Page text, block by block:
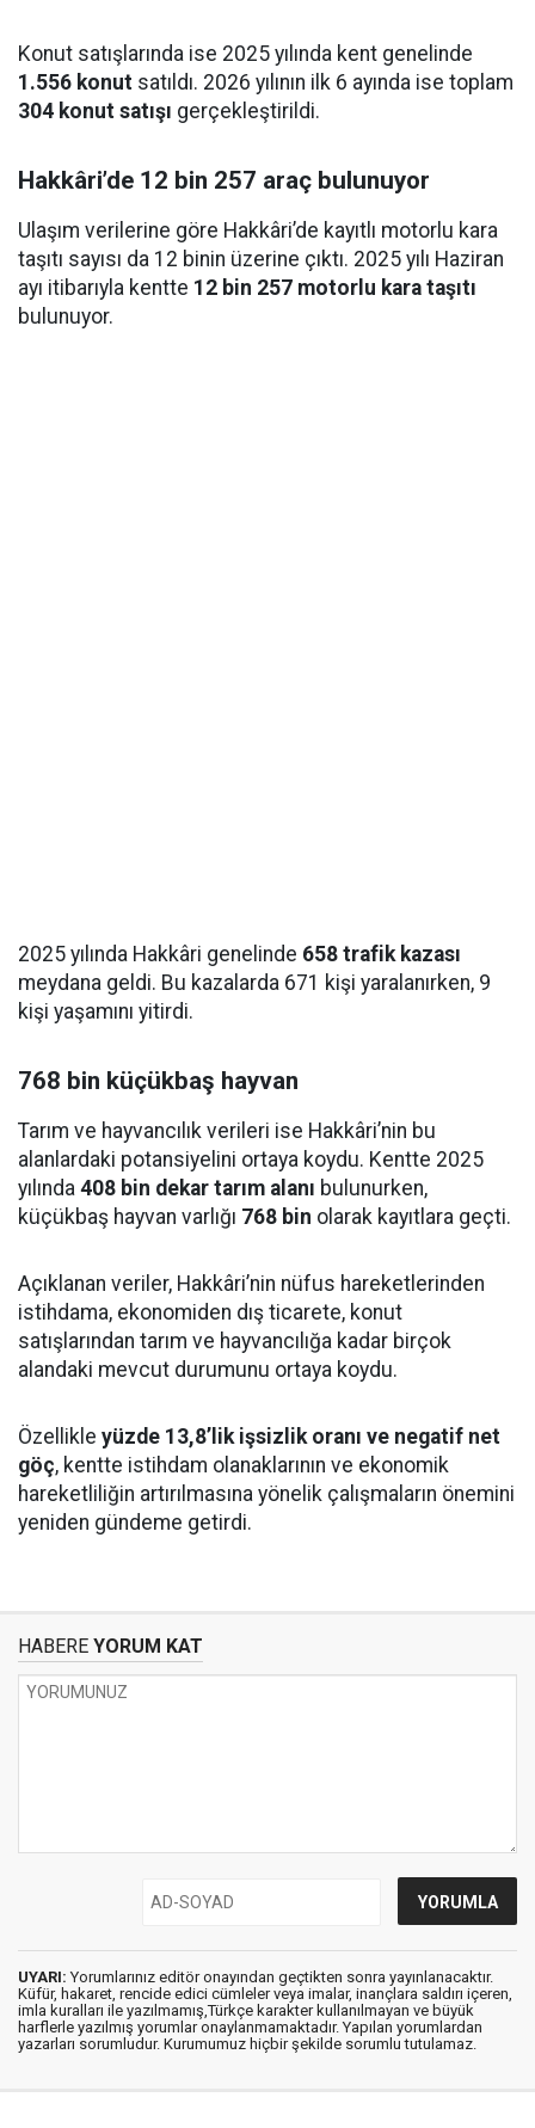
Konut satışlarında ise 2025 yılında kent genelinde
1.556 konut satıldı. 2026 yılının ilk 6 ayında ise toplam
304 konut satışı gerçekleştirildi.
Hakkâri’de 12 bin 257 araç bulunuyor
Ulaşım verilerine göre Hakkâri’de kayıtlı motorlu kara
taşıtı sayısı da 12 binin üzerine çıktı. 2025 yılı Haziran
ayı itibarıyla kentte 12 bin 257 motorlu kara taşıtı
bulunuyor.
2025 yılında Hakkâri genelinde 658 trafik kazası
meydana geldi. Bu kazalarda 671 kişi yaralanırken, 9
kişi yaşamını yitirdi.
768 bin küçükbaş hayvan
Tarım ve hayvancılık verileri ise Hakkâri’nin bu
alanlardaki potansiyelini ortaya koydu. Kentte 2025
yılında 408 bin dekar tarım alanı bulunurken,
küçükbaş hayvan varlığı 768 bin olarak kayıtlara geçti.
Açıklanan veriler, Hakkâri’nin nüfus hareketlerinden
istihdama, ekonomiden dış ticarete, konut
satışlarından tarım ve hayvancılığa kadar birçok
alandaki mevcut durumunu ortaya koydu.
Özellikle yüzde 13,8’lik işsizlik oranı ve negatif net
göç, kentte istihdam olanaklarının ve ekonomik
hareketliliğin artırılmasına yönelik çalışmaların önemini
yeniden gündeme getirdi.
HABERE YORUM KAT
UYARI: Yorumlarınız editör onayından geçtikten sonra yayınlanacaktır.
Küfür, hakaret, rencide edici cümleler veya imalar, inançlara saldırı içeren,
imla kuralları ile yazılmamış,Türkçe karakter kullanılmayan ve büyük
harflerle yazılmış yorumlar onaylanmamaktadır. Yapılan yorumlardan
yazarları sorumludur. Kurumumuz hiçbir şekilde sorumlu tutulamaz.